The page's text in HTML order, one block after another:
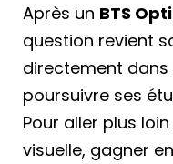
Après un BTS
question revient
directement dans
poursuivre ses
Pour aller plus
visuelle, gagner